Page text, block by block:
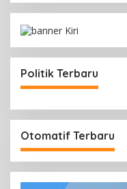
Politik Terbaru
Otomatif Terbaru